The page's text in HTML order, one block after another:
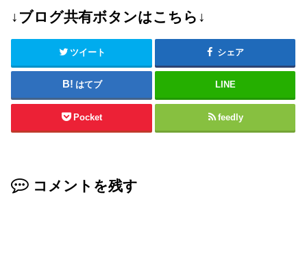
↓ブログ共有ボタンはこちら↓
ツイート シェア
はてブ LINE
Pocket feedly
コメントを残す